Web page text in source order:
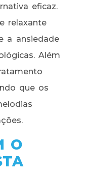
eficaz.
relaxante
a ansiedade
Além
que os
O